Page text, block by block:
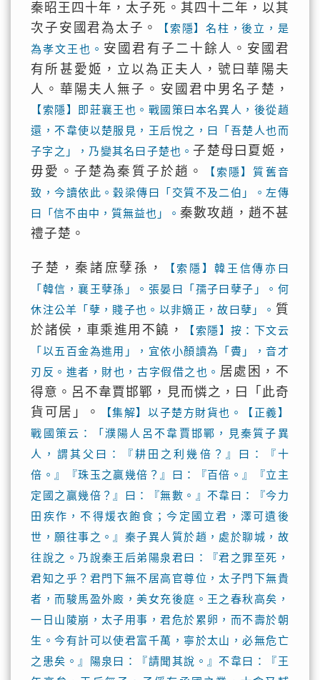
秦昭王四十年，太子死。其四十二年，以其
次子安國君為太子。
【索隱】名柱，後立，是
為孝文王也。 安國君有子二十餘人。安國君
有所甚愛姬，立以為正夫人，號曰華陽夫
人。華陽夫人無子。安國君中男名子楚，
【索隱】即莊襄王也。戰國策曰本名異人，後從趙
還，不韋使以楚服見，王后悅之，曰「吾楚人也而
子字之」，乃變其名曰子楚也。 子楚母曰夏姬，
毋愛。子楚為秦質子於趙。
【索隱】質舊音
致，今讀依此。穀梁傳曰「交質不及二伯」。左傳
曰「信不由中，質無益也」。秦數攻趙，趙不甚
禮子楚。
子楚，秦諸庶孽孫，
【索隱】韓王信傳亦曰
「韓信，襄王孽孫」。張晏曰「孺子曰孽子」。何
休注公羊「孽，賤子也。以非嫡正，故曰孽」。 質
於諸侯，車乘進用不饒，
【索隱】按：下文云
「以五百金為進用」，宜依小顏讀為「賮」，音才
刃反。進者，財也，古字假借之也。 居處困，不
得意。呂不韋賈邯鄲，見而憐之，曰「此奇
貨可居」。
【集解】以子楚方財貨也。【正義】
戰國策云：「濮陽人呂不韋賈邯鄲，見秦質子異
人，謂其父曰：『耕田之利幾倍？』曰：『十
倍。』『珠玉之贏幾倍？』曰：『百倍。』『立主
定國之贏幾倍？』曰：『無數。』不韋曰：『今力
田疾作，不得煖衣飽食；今定國立君，澤可遺後
世，願往事之。』秦子異人質於趙，處於聊城，故
往說之。乃說秦王后弟陽泉君曰：『君之罪至死，
君知之乎？君門下無不居高官尊位，太子門下無貴
者，而駿馬盈外廄，美女充後庭。王之春秋高矣，
一日山陵崩，太子用事，君危於累卵，而不壽於朝
生。今有計可以使君富千萬，寧於太山，必無危亡
之患矣。』陽泉曰：『請聞其說。』不韋曰：『王